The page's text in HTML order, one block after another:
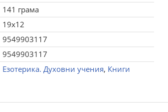
141 грама
19x12
9549903117
9549903117
Езотерика. Духовни учения, Книги